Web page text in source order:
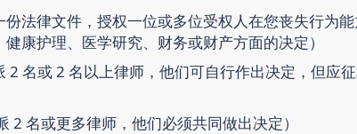
份法律文件，授权一位或多位受权人在您丧失行为
康护理、医学研究、财务或财产方面的决定）
2 名或 2 名以上律师，他们可自行作出决定，但应
2 名或更多律师，他们必须共同做出决定）